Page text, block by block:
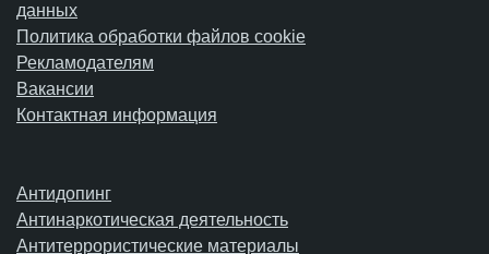
данных
Политика обработки файлов cookie
Рекламодателям
Вакансии
Контактная информация
Антидопинг
Антинаркотическая деятельность
Антитеррористические материалы